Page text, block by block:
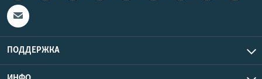
ПОДДЕРЖКА